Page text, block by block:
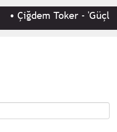
Çiğdem Toker - 'Güçlü